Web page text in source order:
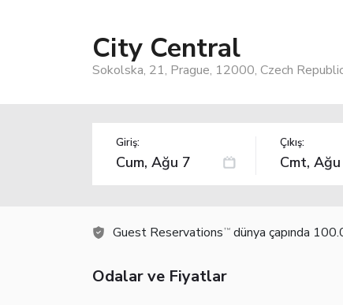
City Central
Sokolska, 21, Prague, 12000, Czech
Giriş: Çıkış:
Guest Reservations TM dünya çapında
Odalar ve Fiyatlar